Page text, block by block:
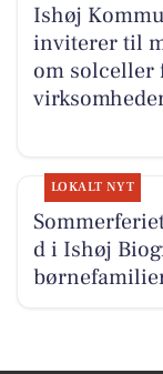
Ishøj
inviterer til
om solceller
LOKALT NYT
d i Ishøj